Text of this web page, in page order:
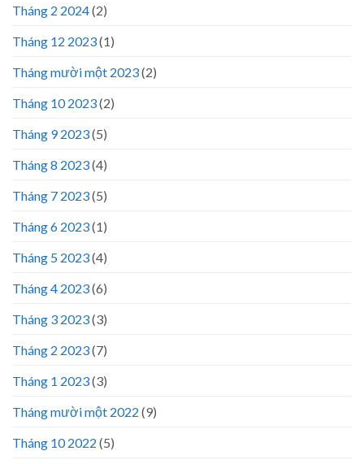
Tháng 2 2024(2)
Tháng 12 2023(1)
Tháng mười một 2023(2)
Tháng 10 2023(2)
Tháng 9 2023(5)
Tháng 8 2023(4)
Tháng 7 2023(5)
Tháng 6 2023(1)
Tháng 5 2023(4)
Tháng 4 2023(6)
Tháng 3 2023(3)
Tháng 2 2023(7)
Tháng 1 2023(3)
Tháng mười một 2022 (9)
Tháng 10 2022 (5)